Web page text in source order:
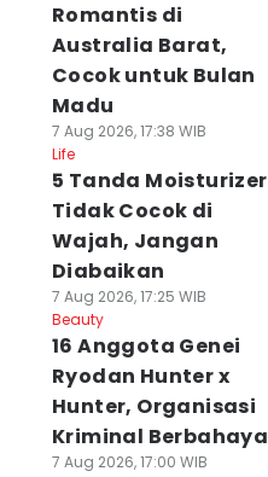
Romantis di
Australia Barat,
Cocok untuk Bulan
Madu
7 Aug 2026, 17:38 WIB
Life
5 Tanda Moisturizer
Tidak Cocok di
Wajah, Jangan
Diabaikan
7 Aug 2026, 17:25 WIB
Beauty
16 Anggota Genei
Ryodan Hunter x
Hunter, Organisasi
Kriminal Berbahaya
7 Aug 2026, 17:00 WIB